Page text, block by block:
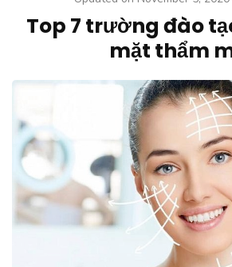
Top 7 trường đào
mặt thẩm